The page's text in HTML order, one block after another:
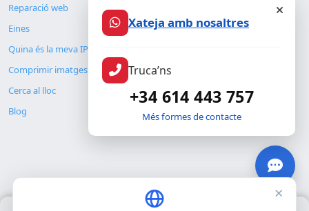
Reparació web
Eines
Quina és la meva IP
Comprimir imatges
Cerca al lloc
Blog
© Copyright 2026. ALMC SECURITY S.L.U.
Xateja amb nosaltres
Truca’ns
+34 614 443 757
Més formes de contacte
×